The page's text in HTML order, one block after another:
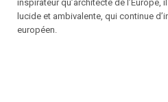
inspirateur qu’architecte de l’Europe,
lucide et ambivalente, qui continue
européen.